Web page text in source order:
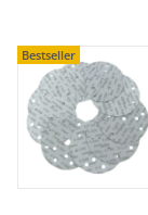
Bestseller